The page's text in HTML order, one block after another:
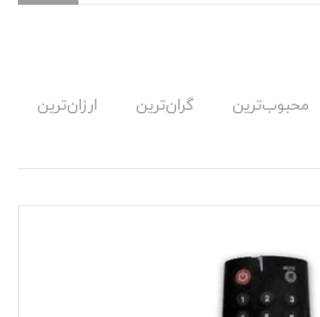
محبوب‌ترین گران‌ترین ارزان‌ترین